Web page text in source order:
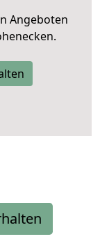
Angeboten